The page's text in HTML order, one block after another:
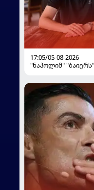
17:05/05-08-2026
"ნაპოლიმ"